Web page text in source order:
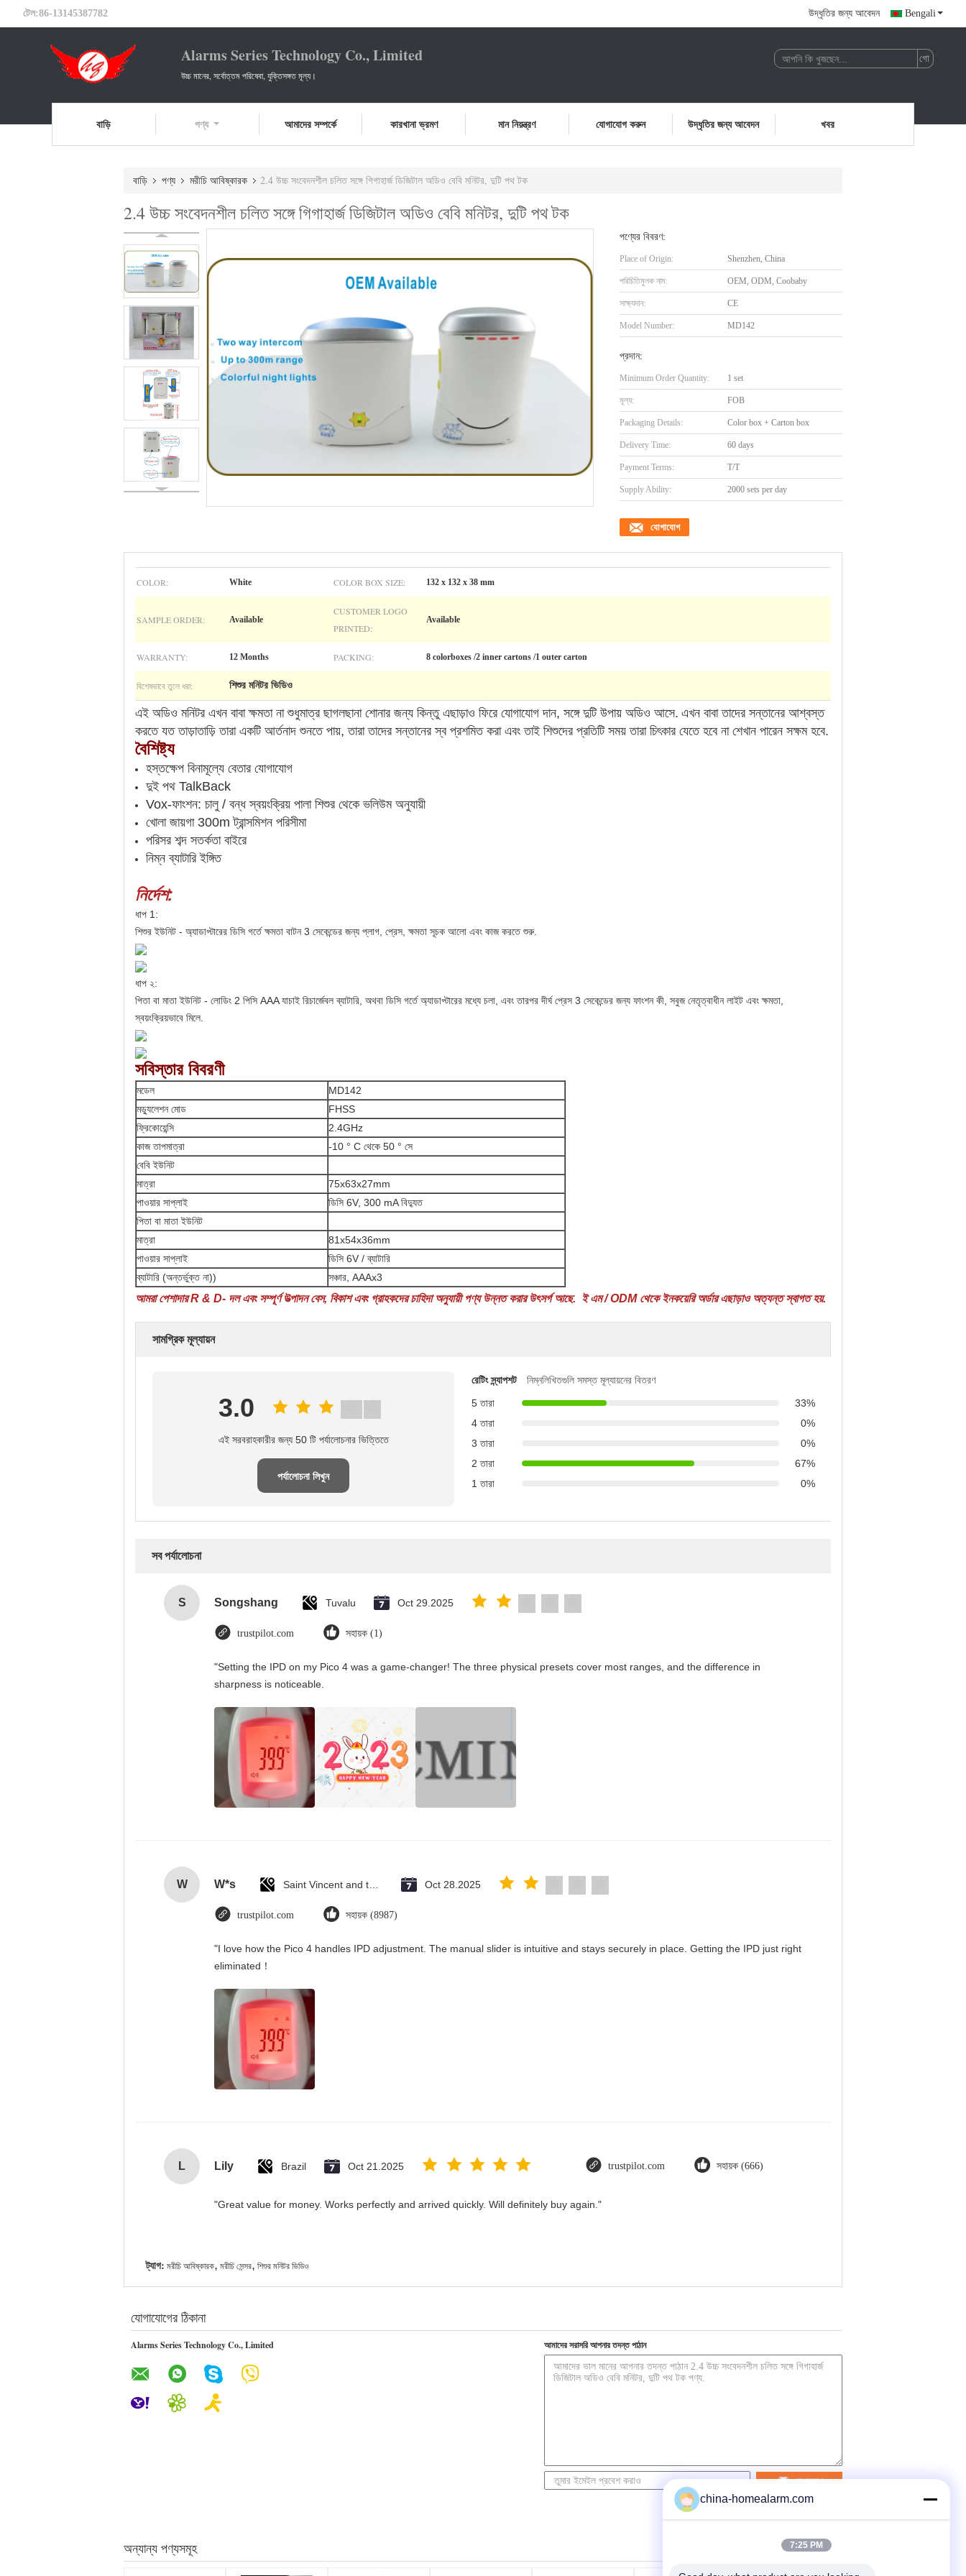
টেল:86-13145387782 উদ্ধৃতির জন্য আবেদন Bengali
Alarms Series Technology Co., Limited
উচ্চ মানের, সর্বোত্তম পরিষেবা, যুক্তিসঙ্গত মূল্য।
বাড়ি পণ্য আমাদের সম্পর্কে কারখানা ভ্রমণ মান নিয়ন্ত্রণ যোগাযোগ করুন উদ্ধৃতির জন্য আবেদন খবর
বাড়ি পণ্য মরীচি আবিষ্কারক 2.4 উচ্চ সংবেদনশীল চলিত সঙ্গে গিগাহার্জ ডিজিটাল অডিও বেবি মনিটর, দুটি পথ টক
2.4 উচ্চ সংবেদনশীল চলিত সঙ্গে গিগাহার্জ ডিজিটাল অডিও বেবি মনিটর, দুটি পথ টক
পণ্যের বিবরণ:
Place of Origin: Shenzhen, China
পরিচিতিমুলক নাম: OEM, ODM, Coobaby
সাক্ষ্যদান: CE
Model Number: MD142
প্রদান:
Minimum Order Quantity: 1 set
মূল্য: FOB
Packaging Details: Color box + Carton box
Delivery Time: 60 days
Payment Terms: T/T
Supply Ability: 2000 sets per day
যোগাযোগ
COLOR: White COLOR BOX SIZE: 132 x 132 x 38 mm
SAMPLE ORDER: Available
CUSTOMER LOGO
PRINTED:
Available
WARRANTY: 12 Months PACKING: 8 colorboxes /2 inner cartons /1 outer carton
বিশেষভাবে তুলে ধরা: শিশুর মনিটর ভিডিও
এই অডিও মনিটর এখন বাবা ক্ষমতা না শুধুমাত্র ছাগলছানা শোনার জন্য কিন্তু এছাড়াও ফিরে যোগাযোগ দান, সঙ্গে দুটি উপায় অডিও আসে. এখন বাবা তাদের সন্তানের আশ্বস্ত
করতে যত তাড়াতাড়ি তারা একটি আর্তনাদ শুনতে পায়, তারা তাদের সন্তানের স্ব প্রশমিত করা এবং তাই শিশুদের প্রতিটি সময় তারা চিৎকার যেতে হবে না শেখান পারেন সক্ষম হবে.
বৈশিষ্ট্য
হস্তক্ষেপ বিনামূল্যে বেতার যোগাযোগ
দুই পথ TalkBack
Vox-ফাংশন: চালু / বন্ধ স্বয়ংক্রিয় পালা শিশুর থেকে ভলিউম অনুযায়ী
খোলা জায়গা 300m ট্রান্সমিশন পরিসীমা
পরিসর শব্দ সতর্কতা বাইরে
নিম্ন ব্যাটারি ইঙ্গিত
নির্দেশ:
ধাপ 1:
শিশুর ইউনিট - অ্যাডাপ্টারের ডিসি গর্তে ক্ষমতা বাটন 3 সেকেন্ডের জন্য প্লাগ, প্রেস, ক্ষমতা সূচক আলো এবং কাজ করতে শুরু.
ধাপ ২:
পিতা বা মাতা ইউনিট - লোডিং 2 পিসি AAA যাচাই রিচার্জেবল ব্যাটারি, অথবা ডিসি গর্তে অ্যাডাপ্টারের মধ্যে চলা, এবং তারপর দীর্ঘ প্রেস 3 সেকেন্ডের জন্য ফাংশন কী, সবুজ নেতৃত্বাধীন লাইট এবং ক্ষমতা,
স্বয়ংক্রিয়ভাবে মিলে.
সবিস্তার বিবরণী
মডেল
MD142
মড্যুলেশন মোড
FHSS
ফ্রিকোয়েন্সি
2.4GHz
কাজ তাপমাত্রা
-10 ° C থেকে 50 ° সে
বেবি ইউনিট
মাত্রা
75x63x27mm
পাওয়ার সাপ্লাই
ডিসি 6V, 300 mA বিদ্যুত
পিতা বা মাতা ইউনিট
মাত্রা
81x54x36mm
পাওয়ার সাপ্লাই
ডিসি 6V / ব্যাটারি
ব্যাটারি (অন্তর্ভুক্ত না))
সঞ্চার, AAAx3
আমরা পেশাদার R & D- দল এবং সম্পূর্ণ উত্পাদন বেস, বিকাশ এবং গ্রাহকদের চাহিদা অনুযায়ী পণ্য উন্নত করার উৎসর্গ আছে. ই এম / ODM থেকে ইনকয়েরি অর্ডার এছাড়াও অত্যন্ত স্বাগত হয়.
সামগ্রিক মূল্যায়ন
3.0
এই সরবরাহকারীর জন্য 50 টি পর্যালোচনার ভিত্তিতে
পর্যালোচনা লিখুন
রেটিং স্ন্যাপশট
নিম্নলিখিতগুলি সমস্ত মূল্যায়নের বিতরণ
5 তারা
33%
4 তারা
0%
3 তারা
0%
2 তারা
67%
1 তারা
0%
সব পর্যালোচনা
S Songshang Tuvalu Oct 29.2025
trustpilot.com সহায়ক (1)
"Setting the IPD on my Pico 4 was a game-changer! The three physical presets cover most ranges, and the difference in
sharpness is noticeable.
W W*s Oct 28.2025
trustpilot.com সহায়ক (8987)
"I love how the Pico 4 handles IPD adjustment. The manual slider is intuitive and stays securely in place. Getting the IPD just right
eliminated！
L Lily Brazil Oct 21.2025 trustpilot.com সহায়ক (666)
"Great value for money. Works perfectly and arrived quickly. Will definitely buy again."
ট্যাগ: মরীচি আবিষ্কারক, মরীচি সেন্সর, শিশুর মনিটর ভিডিও
যোগাযোগের ঠিকানা
Alarms Series Technology Co., Limited আমাদের সরাসরি আপনার তদন্ত পাঠান
যোগাযোগ
অন্যান্য পণ্যসমূহ
china-homealarm.com
7:25 PM